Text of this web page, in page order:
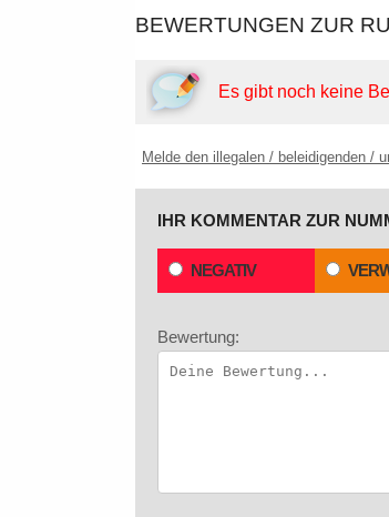
BEWERTUNGEN ZUR
Es gibt noch keine
Melde den illegalen / beleidigenden /
IHR KOMMENTAR ZUR
NEGATIV
Bewertung: